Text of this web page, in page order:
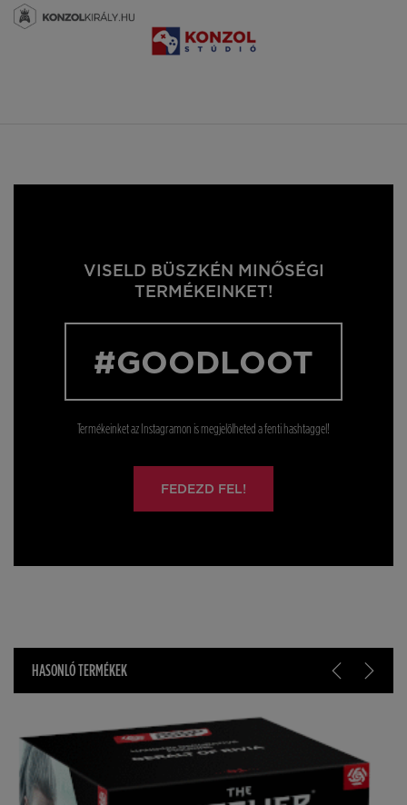
VISELD BÜSZKÉN MINŐSÉGI
TERMÉKEINKET!
#GOODLOOT
Termékeinket az Instagramon is megjelölheted a fenti hashtaggel!
FEDEZD FEL!
HASONLÓ TERMÉKEK